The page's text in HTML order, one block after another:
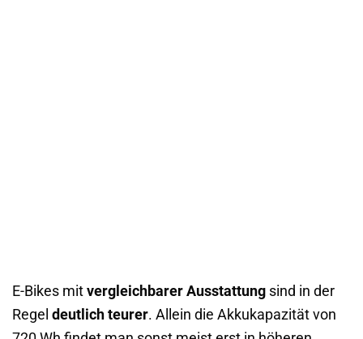
E-Bikes mit vergleichbarer Ausstattung sind in der
Regel deutlich teurer. Allein die Akkukapazität von